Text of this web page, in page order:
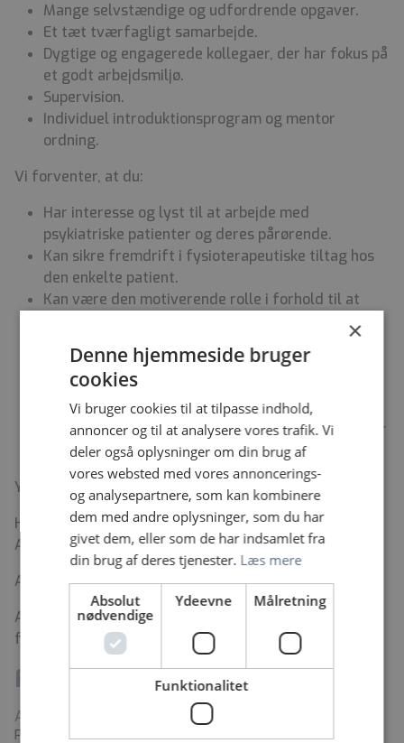
Mange selvstændige og udfordrende opgaver.
Et tæt tværfagligt samarbejde.
Dygtige og engagerede kollegaer, der har fokus på
et godt arbejdsmiljø.
Supervision.
Individuel introduktionsprogram og mentor
ordning.
Vi forventer, at du:
Har interesse og lyst til at arbejde med
psykiatriske patienter og deres pårørende.
Kan sikre fremdrift i fysioterapeutiske tiltag hos
den enkelte patient.
Kan være den motiverende rolle i forhold til at
Har en anerkendende tilgang til og tager ansvar i
samarbejdet med både patienter, pårørende og
kollegaer.
Er fleksibel, stabil og har et bredt menneskesyn.
Kan indgå i akutte tilspidsede situationer herunder
alarmløb.
Yderligere oplysninger:
Hvis du vil høre mere, så kontakt oversygeplejerske
Anne-Grethe Borch Lauridsen telefon: 99446686.
Ansøgningsfrist er d.14. juni 2026.
Ansættelsessamtaler afholdes d.24. juni 2026 om
formiddagen.
Fakta
Arbejdssted
Psykiatrien i Region Syddanmark, Esbjerg
×
Denne hjemmeside bruger
cookies
Vi bruger cookies til at tilpasse indhold,
annoncer og til at analysere vores trafik. Vi
deler også oplysninger om din brug af
vores websted med vores annoncerings-
og analysepartnere, som kan kombinere
dem med andre oplysninger, som du har
givet dem, eller som de har indsamlet fra
din brug af deres tjenester. Læs mere
Absolut
nødvendige
Ydeevne Målretning
Funktionalitet